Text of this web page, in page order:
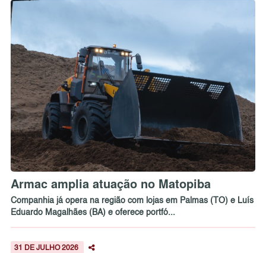
Armac amplia atuação no Matopiba
Companhia já opera na região com lojas em Palmas (TO) e Luís
Eduardo Magalhães (BA) e oferece portfó...
31 DE JULHO 2026